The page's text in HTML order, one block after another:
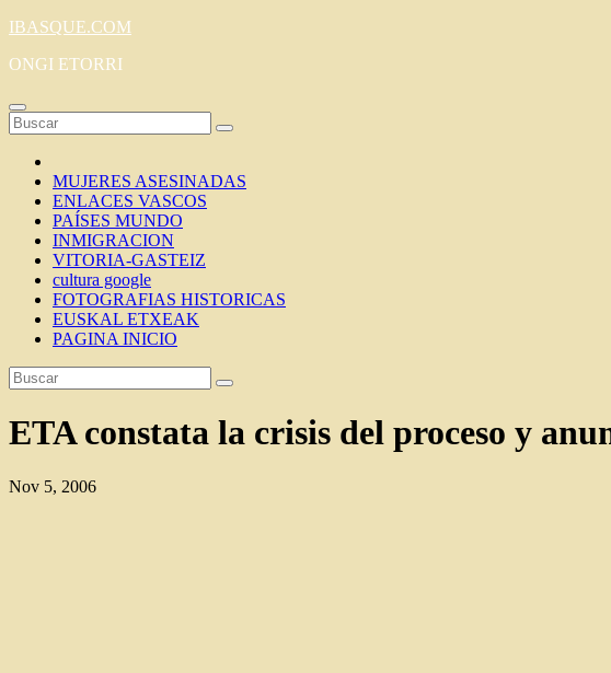
Saltar
contenido
IBASQUE.COM
ONGI ETORRI
MUJERES ASESINADAS
ENLACES VASCOS
PAÍSES MUNDO
INMIGRACION
VITORIA-GASTEIZ
cultura google
FOTOGRAFIAS HISTORICAS
EUSKAL ETXEAK
PAGINA INICIO
ETA constata la crisis del proceso y
Nov 5, 2006